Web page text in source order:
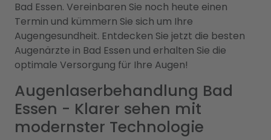
Bad Essen. Vereinbaren Sie noch heute einen
Termin und kümmern Sie sich um Ihre
Augengesundheit. Entdecken Sie jetzt die besten
Augenärzte in Bad Essen und erhalten Sie die
optimale Versorgung für Ihre Augen!
Augenlaserbehandlung Bad
Essen - Klarer sehen mit
modernster Technologie